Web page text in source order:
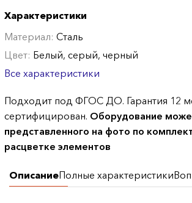
Характеристики
Материал:Сталь
Цвет: Белый, серый, черный
Все характеристики
Подходит под ФГОС ДО. Гарантия 12
сертифицирован. Оборудование
представленного на фото по
расцветке элементов
ОписаниеПолные характеристики